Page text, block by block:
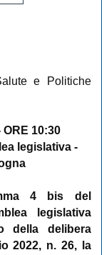
e Politiche
ORE 10:30
legislativa -
4 bis del
legislativa
della delibera
2022, n. 26, la